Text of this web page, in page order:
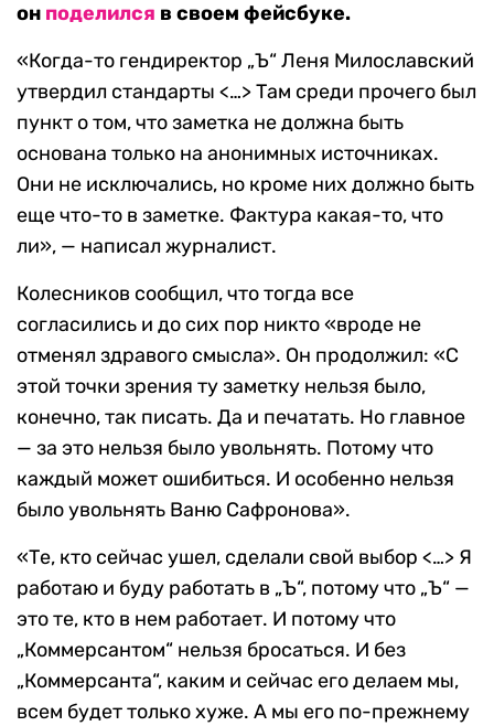
он поделился в своем фейсбуке.
«Когда-то гендиректор „Ъ“ Леня Милославский
утвердил стандарты <…> Там среди прочего был
пункт о том, что заметка не должна быть
основана только на анонимных источниках.
Они не исключались, но кроме них должно быть
еще что-то в заметке. Фактура какая-то, что
ли», — написал журналист.
Колесников сообщил, что тогда все
согласились и до сих пор никто «вроде не
отменял здравого смысла». Он продолжил: «С
этой точки зрения ту заметку нельзя было,
конечно, так писать. Да и печатать. Но главное
— за это нельзя было увольнять. Потому что
каждый может ошибиться. И особенно нельзя
было увольнять Ваню Сафронова».
«Те, кто сейчас ушел, сделали свой выбор <…> Я
работаю и буду работать в „Ъ“, потому что „Ъ“ —
это те, кто в нем работает. И потому что
„Коммерсантом“ нельзя бросаться. И без
„Коммерсанта“, каким и сейчас его делаем мы,
всем будет только хуже. А мы его по-прежнему